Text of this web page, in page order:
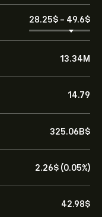
28.25‎$‎ - 49.6‎$‎
13.34M
14.79
325.06B‎$‎
2.26‎$‎ (0.05%)
42.98‎$‎